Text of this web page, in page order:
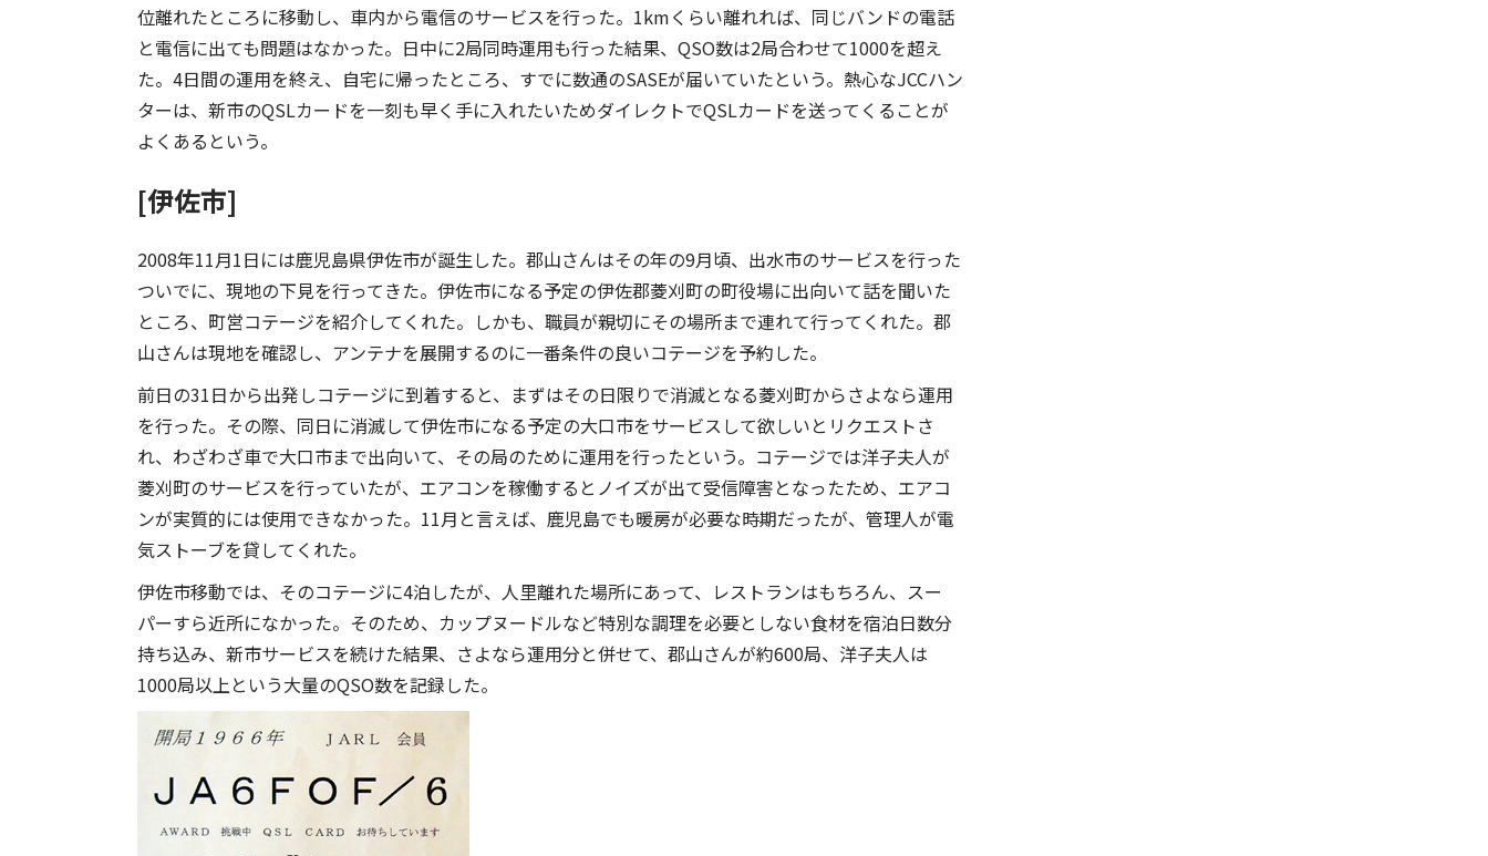
位離れたところに移動し、車内から電信のサービスを行った。1kmくらい離れれば、同じバンドの電話
と電信に出ても問題はなかった。日中に2局同時運用も行った結果、QSO数は2局合わせて1000を超え
た。4日間の運用を終え、自宅に帰ったところ、すでに数通のSASEが届いていたという。熱心なJCCハン
ターは、新市のQSLカードを一刻も早く手に入れたいためダイレクトでQSLカードを送ってくることが
よくあるという。
[伊佐市]
2008年11月1日には鹿児島県伊佐市が誕生した。郡山さんはその年の9月頃、出水市のサービスを行った
ついでに、現地の下見を行ってきた。伊佐市になる予定の伊佐郡菱刈町の町役場に出向いて話を聞いた
ところ、町営コテージを紹介してくれた。しかも、職員が親切にその場所まで連れて行ってくれた。郡
山さんは現地を確認し、アンテナを展開するのに一番条件の良いコテージを予約した。
前日の31日から出発しコテージに到着すると、まずはその日限りで消滅となる菱刈町からさよなら運用
を行った。その際、同日に消滅して伊佐市になる予定の大口市をサービスして欲しいとリクエストさ
れ、わざわざ車で大口市まで出向いて、その局のために運用を行ったという。コテージでは洋子夫人が
菱刈町のサービスを行っていたが、エアコンを稼働するとノイズが出て受信障害となったため、エアコ
ンが実質的には使用できなかった。11月と言えば、鹿児島でも暖房が必要な時期だったが、管理人が電
気ストーブを貸してくれた。
伊佐市移動では、そのコテージに4泊したが、人里離れた場所にあって、レストランはもちろん、スー
パーすら近所になかった。そのため、カップヌードルなど特別な調理を必要としない食材を宿泊日数分
持ち込み、新市サービスを続けた結果、さよなら運用分と併せて、郡山さんが約600局、洋子夫人は
1000局以上という大量のQSO数を記録した。